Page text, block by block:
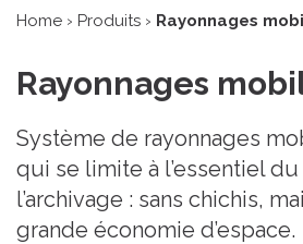
Home › Produits › Rayonnages
Rayonnages
Système de rayonnages
qui se limite à l’essentiel
l’archivage : sans chichis,
grande économie d’espace.